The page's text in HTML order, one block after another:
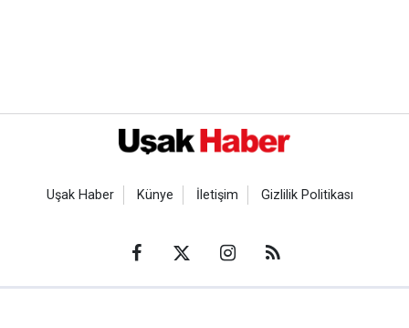
Uşak Haber Künye İletişim Gizlilik Politikası